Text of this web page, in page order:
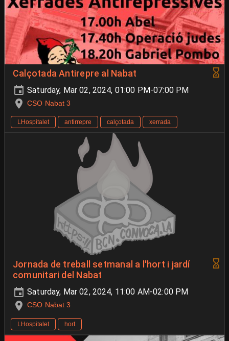
Calçotada Antirepre al Nabat
Saturday, Mar 02, 2024, 01:00 PM-07:00 PM
CSO Nabat 3
LHospitalet antirrepre calçotada xerrada
Jornada de treball setmanal a l'hort i jardí
comunitari del Nabat
Saturday, Mar 02, 2024, 11:00 AM-02:00 PM
CSO Nabat 3
LHospitalet hort